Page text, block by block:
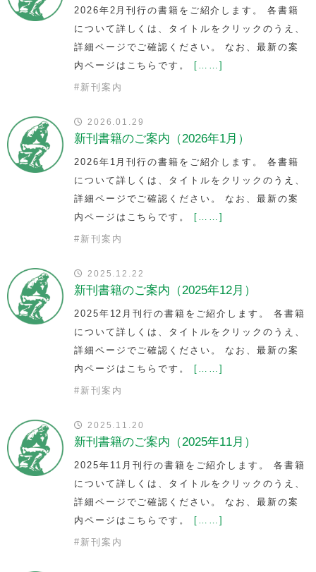
2026年2月刊行の書籍をご紹介します。 各書籍
について詳しくは、タイトルをクリックのうえ、
詳細ページでご確認ください。 なお、最新の案
内ページはこちらです。 [……]
# 新刊案内
2026.01.29
新刊書籍のご案内（2026年1月）
2026年1月刊行の書籍をご紹介します。 各書籍
について詳しくは、タイトルをクリックのうえ、
詳細ページでご確認ください。 なお、最新の案
内ページはこちらです。 [……]
# 新刊案内
2025.12.22
新刊書籍のご案内（2025年12月）
2025年12月刊行の書籍をご紹介します。 各書籍
について詳しくは、タイトルをクリックのうえ、
詳細ページでご確認ください。 なお、最新の案
内ページはこちらです。 [……]
# 新刊案内
2025.11.20
新刊書籍のご案内（2025年11月）
2025年11月刊行の書籍をご紹介します。 各書籍
について詳しくは、タイトルをクリックのうえ、
詳細ページでご確認ください。 なお、最新の案
内ページはこちらです。 [……]
# 新刊案内